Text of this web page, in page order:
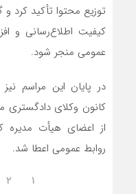
توزیع محتوا تأکید کرد
کیفیت اطلاع‌رسانی و
عمومی منجر شود.
در پایان این مراسم
کانون وکلای دادگستری
از اعضای هیأت مدیره
روابط عمومی اعطا شد.
۱ ۲